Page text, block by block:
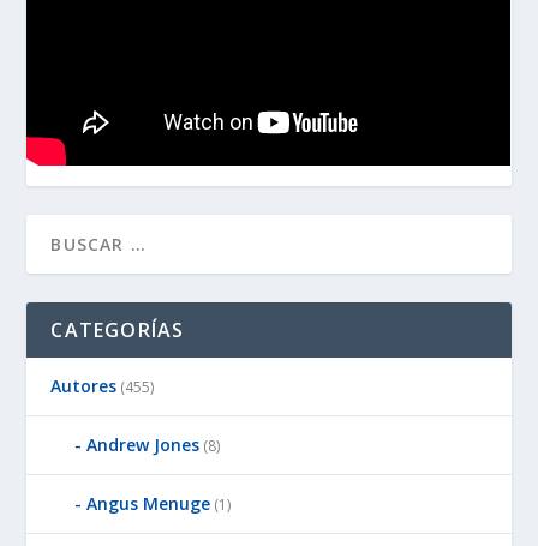
CATEGORÍAS
Autores (455)
Andrew Jones (8)
Angus Menuge (1)